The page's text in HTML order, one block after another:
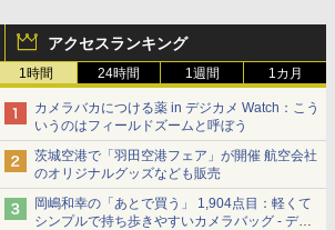
アクセスランキング
1時間 24時間 1週間 1カ月
カメラバカにつける薬 in デジカメ Watch：こう
いうのはフィールドズームと呼ぼう
茨城空港で「羽田空港フェア」が開催 航空会社
のオリジナルグッズなども販売
岡嶋和幸の「あとで買う」 1,904点目：軽くて
シンプルで持ち歩きやすいカメラバッグ - デジ